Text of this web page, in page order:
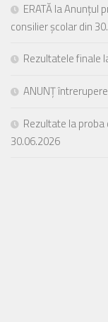
ERATĂ la Anunțul
consilier școlar din
Rezultatele finale
ANUNȚ
Rezultate la
30.06.2026